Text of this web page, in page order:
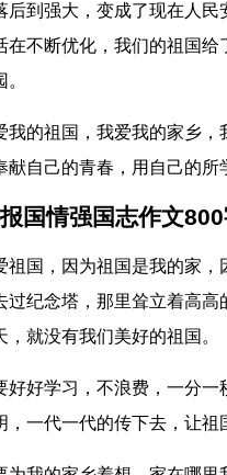
后到强大，变成了现在人
在不断优化，我们的祖国
我的祖国，我爱我的家乡
献自己的青春，用自己的所
国情强国志作文
祖国，因为祖国是我的家
过纪念塔，那里耸立着高
，就没有我们美好的祖国。
好好学习，不浪费，一分
，一代一代的传下去，让祖